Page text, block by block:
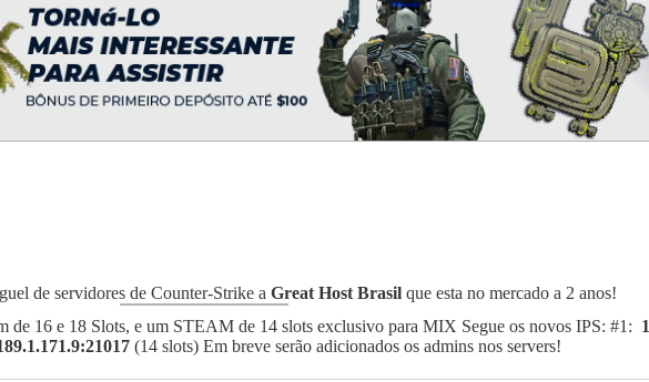
de servidores de Counter-Strike a Great Host Brasil que esta no mercado a 2 anos!
de 16 e 18 Slots, e um STEAM de 14 slots exclusivo para MIX Segue os novos IPS: #1:
(14 slots) Em breve serão adicionados os admins nos servers!